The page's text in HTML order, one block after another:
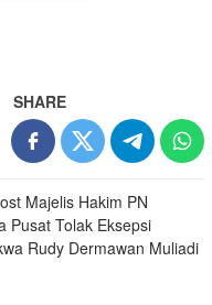
SHARE
Majelis Hakim PN
Pusat Tolak Eksepsi
Rudy Dermawan Muliadi